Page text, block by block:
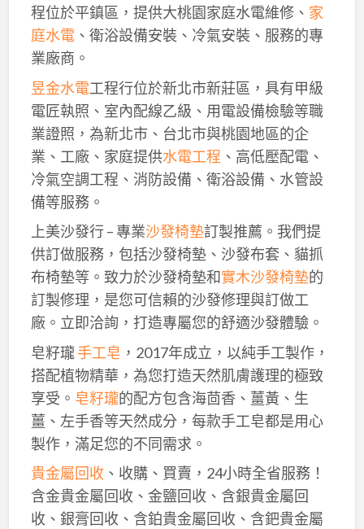
程位於平鎮區，提供大桃園家庭水電維修、 家
庭水電、衛浴設備安裝、冷氣安裝、服務的專
業廠商。
昱金水電工程行位於新北市新莊區，具有甲級
電匠執照、室內配線乙級、用電設備檢驗等職
業證照，為新北市、台北市與桃園地區的企
業、工廠、家庭提供水電工程 、高低壓配電、
冷氣空調工程、消防設備、衛浴設備、水管設
備等服務。
上美沙發行 – 專業沙發椅墊訂製推薦。我們提
供訂做服務，包括沙發椅墊、沙發布套、貓抓
布椅墊等。致力於沙發椅墊和實木沙發椅墊的
訂製修理，是您可信賴的沙發修理與訂做工
廠。立即洽詢，打造專屬您的舒適沙發體驗。
皂籽瓏手工皂 ，2017年成立，以純手工製作，
搭配植物精華，為您打造天然肌膚護理的極致
享受。 皂籽瓏的配方包含海茴香、薑黃、生
薑、左手香等天然成分，每款手工皂都是用心
製作，滿足您的不同需求。
貴金屬回收、收購、買賣，24小時全省服務！
含金貴金屬回收、金鹽回收、含銀貴金屬回
收、銀膏回收、含鉑貴金屬回收、含鈀貴金屬